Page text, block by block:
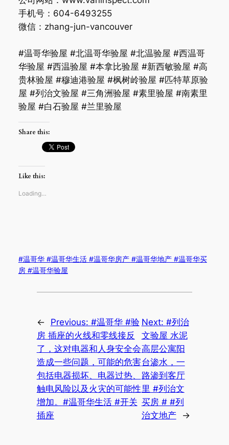
手机号：604-6493255
微信：zhang-jun-vancouver
#温哥华验屋 #北温哥华验屋 #北温验屋 #西温哥
华验屋 #西温验屋 #本拿比验屋 #新西敏验屋 #高
贵林验屋 #穆迪港验屋 #枫树岭验屋 #匹特草原验
屋 #列治文验屋 #三角洲验屋 #素里验屋 #南素里
验屋 #白石验屋 #兰里验屋
Share this:
Like this:
Loading…
#温哥华 #温哥华生活 #温哥华房产 #温哥华地产 #温哥华买
房 #温哥华验屋
← Previous: #温哥华 #验
房 插座的火线和零线接反
了，这对电器和人身安全会
造成一些问题，可能的危害
包括电器损坏、电器过热、
触电风险以及火灾的可能性
增加。#温哥华生活 #开关
插座
Next: #列治
文验屋 水泥
高层公寓阳
台渗水，一
路渗到客厅
里 #列治文
买房 # #列
治文地产
→